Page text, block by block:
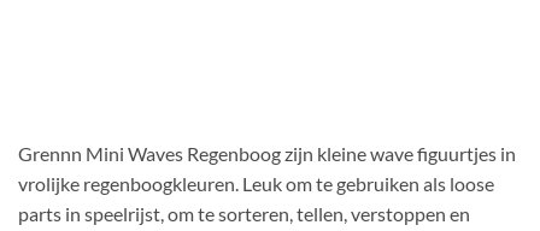
Grennn Mini Waves Regenboog zijn kleine wave figuurtjes in
vrolijke regenboogkleuren. Leuk om te gebruiken als loose
parts in speelrijst, om te sorteren, tellen, verstoppen en